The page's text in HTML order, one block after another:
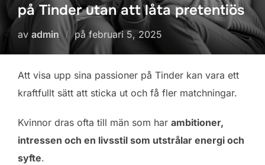
på Tinder utan att låta pretentiös
av admin påPublicerat
februari 5, 2025
Att visa upp sina passioner på Tinder kan vara ett
kraftfullt sätt att sticka ut och få fler matchningar.
Kvinnor dras ofta till män som har ambitioner,
intressen och en livsstil som utstrålar energi och
syfte.